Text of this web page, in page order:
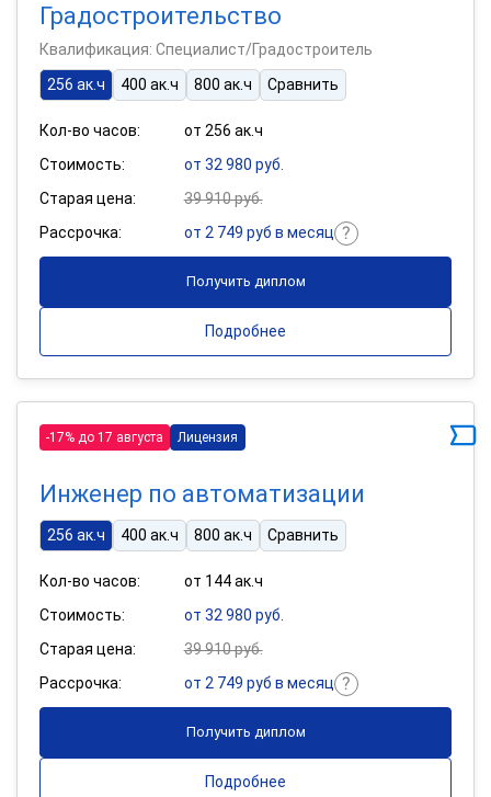
Градостроительство
Квалификация: Специалист/Градостроитель
256 ак.ч
400 ак.ч 800 ак.ч Сравнить
Кол-во часов:
от 256 ак.ч
Стоимость:
от 32 980 руб.
Старая цена:
39 910 руб.
Рассрочка:
от 2 749 руб в месяц
Получить диплом
Подробнее
-17% до 17 августа Лицензия
Инженер по автоматизации
256 ак.ч 400 ак.ч 800 ак.ч Сравнить
Кол-во часов:
от 144 ак.ч
Стоимость:
от 32 980 руб.
Старая цена:
39 910 руб.
Рассрочка:
от 2 749 руб в месяц
Получить диплом
Подробнее